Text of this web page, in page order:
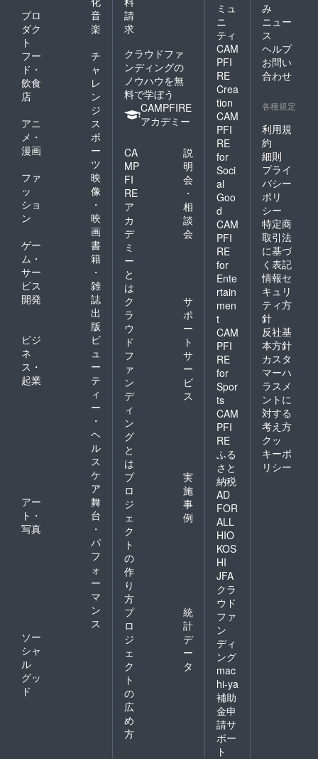
プロ
ダク
ト
音
楽
フー
ド・
飲食
店
チ
ャ
レ
ン
ジ
アニ
メ・
漫画
ス
ポ
ー
ツ
ファ
ッ
ショ
ン
映
像
・
映
画
ゲー
ム・
サー
ビス
開発
書
籍
・
雑
誌
出
版
ビジ
ネ
ス・
起業
ビ
ュ
ー
テ
ィ
ー
・
ヘ
ル
ス
ケ
ア
アー
ト・
写真
舞
台
・
パ
フ
ォ
ー
マ
ン
ス
ソー
シャ
ル
グッ
ド
請
求
クラウドファ
ンディングの
ノウハウを無
料で学ぼう
CAMPFIRE
アカデミー
CA
MP
FI
RE
ア
カ
デ
ミ
ー
と
は
説
明
会
・
相
談
会
ク
ラ
ウ
ド
フ
ァ
ン
デ
ィ
ン
グ
と
は
サ
ポ
ー
ト
サ
ー
ビ
ス
プ
ロ
ジ
ェ
ク
ト
の
作
り
方
実
施
事
例
プ
ロ
ジ
ェ
ク
ト
の
広
め
方
統
計
デ
ー
タ
ミュ
ニ
ティ
CAM
PFI
RE
Crea
tion
CAM
PFI
RE
for
Soci
al
Goo
d
CAM
PFI
RE
for
Ente
rtain
men
t
CAM
PFI
RE
for
Spor
ts
CAM
PFI
RE
ふる
さと
納税
AD
FOR
ALL
HIO
KOS
HI
JFA
クラ
ウド
ファ
ン
ディ
ング
mac
hi-ya
補助
金申
請サ
ポー
ト
み
ニュー
ス
ヘルプ
お問い
合わせ
各種規定
利用規
約
細則
プライ
バシー
ポリ
シー
特定商
取引法
に基づ
く表記
情報セ
キュリ
ティ方
針
反社基
本方針
カスタ
マーハ
ラスメ
ントに
対する
考え方
クッ
キーポ
リシー